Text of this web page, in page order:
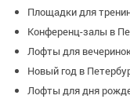
Площадки для
Конференц-залы в
Лофты для
Новый год в
Лофты для дня